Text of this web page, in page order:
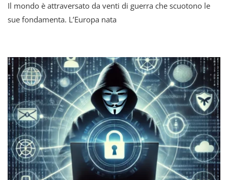
E
Il mondo è attraversato da venti di guerra che scuotono le
sue fondamenta. L’Europa nata